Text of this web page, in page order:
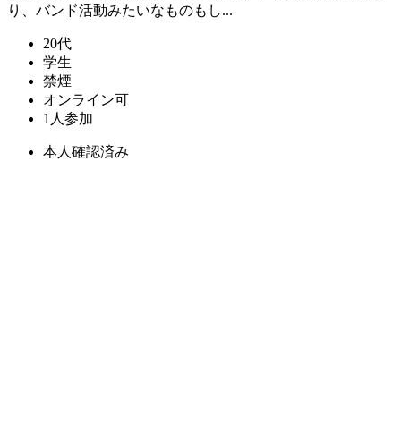
り、バンド活動みたいなものもし...
20代
学生
禁煙
オンライン可
1人参加
本人確認済み